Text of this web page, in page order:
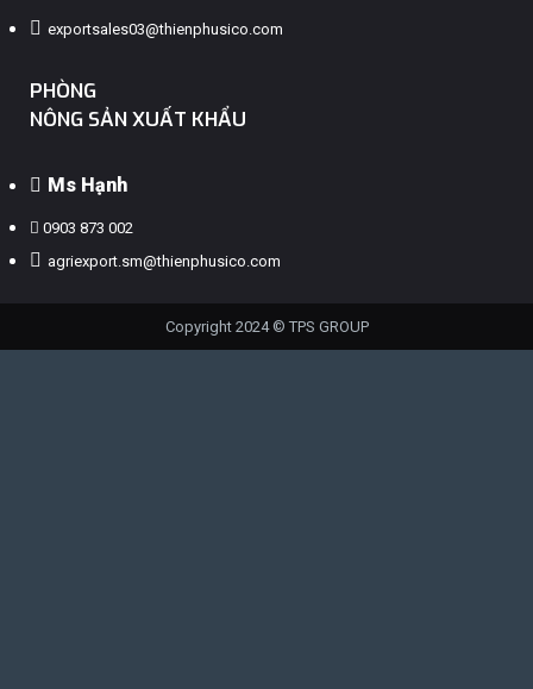
exportsales03@thienphusico.com
PHÒNG
NÔNG SẢN XUẤT KHẨU
Ms Hạnh
0903 873 002
agriexport.sm@thienphusico.com
Copyright 2024 © TPS GROUP